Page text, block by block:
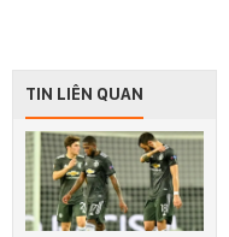
TIN LIÊN QUAN